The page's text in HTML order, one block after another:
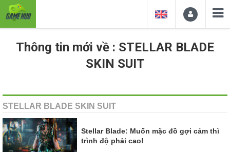
Thông tin mới về : STELLAR BLADE
SKIN SUIT
STELLAR BLADE SKIN SUIT
Stellar Blade: Muốn mặc đồ gợi cảm thì
trình độ phải cao!